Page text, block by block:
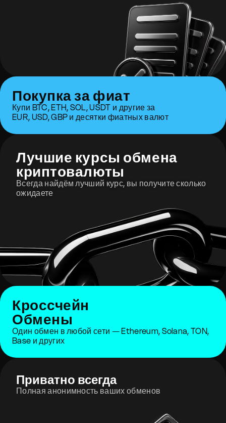
Лучшие курсы обмена
криптовалюты
Всегда найдём лучший курс, вы получите сколько
ожидаете
Покупка за фиат
Купи BTC, ETH, SOL, USDT и другие за
EUR, USD, GBP и десятки фиатных валют
Кроссчейн
Обмены
Один обмен в любой сети — Ethereum, Solana, TON,
Base и других
Приватно всегда
Полная анонимность ваших обменов